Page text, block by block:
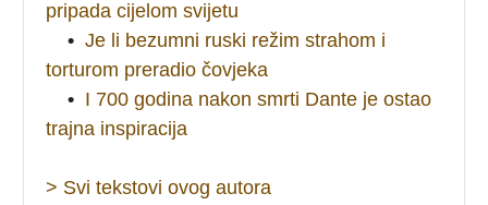
pripada cijelom svijetu
• Je li bezumni ruski režim strahom i
torturom preradio čovjeka
• I 700 godina nakon smrti Dante je ostao
trajna inspiracija
> Svi tekstovi ovog autora